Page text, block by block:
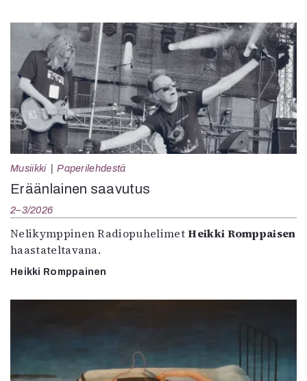
Musiikki Paperilehdestä
Eräänlainen saavutus
2–3/2026
Nelikymppinen RadiopuhelimetHeikki Romppaisen
haastateltavana.
Heikki Romppainen